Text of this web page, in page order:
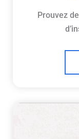
Prouvez